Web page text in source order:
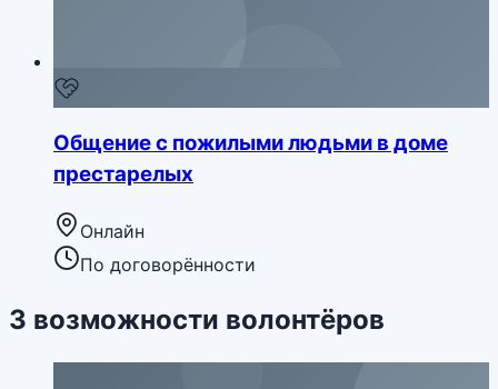
Общение с пожилыми людьми в доме
престарелых
Онлайн
По договорённости
3 возможности волонтёров